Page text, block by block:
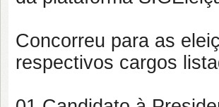
Concorreu para as
respectivos cargos